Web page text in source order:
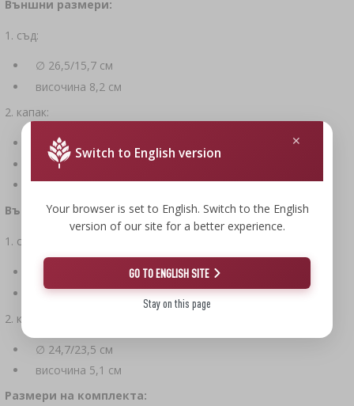
Външни размери:
1. съд:
∅ 26,5/15,7 см
височина 8,2 см
2. капак:
дължина 29,5 см
ширина 24,8 см
височина 6 см
Вътрешни размери:
1. съд:
височина 7,2 см
2. капак:
∅ 24,7/23,5 см
височина 5,1 см
Размери на комплекта:
Switch to English version
Your browser is set to English. Switch to the English
version of our site for a better experience.
GO TO ENGLISH SITE
Stay on this page